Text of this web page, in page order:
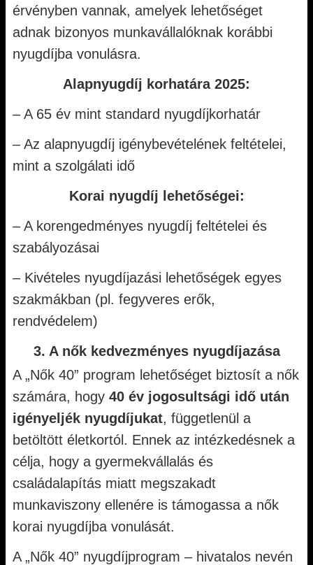
érvényben vannak, amelyek lehetőséget
adnak bizonyos munkavállalóknak korábbi
nyugdíjba vonulásra.
Alapnyugdíj korhatára 2025:
– A 65 év mint standard nyugdíjkorhatár
– Az alapnyugdíj igénybevételének feltételei,
mint a szolgálati idő
Korai nyugdíj lehetőségei:
– A korengedményes nyugdíj feltételei és
szabályozásai
– Kivételes nyugdíjazási lehetőségek egyes
szakmákban (pl. fegyveres erők,
rendvédelem)
3. A nők kedvezményes nyugdíjazása
A „Nők 40” program lehetőséget biztosít a nők
számára, hogy 40 év jogosultsági idő után
igényeljék nyugdíjukat, függetlenül a
betöltött életkortól. Ennek az intézkedésnek a
célja, hogy a gyermekvállalás és
családalapítás miatt megszakadt
munkaviszony ellenére is támogassa a nők
korai nyugdíjba vonulását.
A „Nők 40” nyugdíjprogram – hivatalos nevén